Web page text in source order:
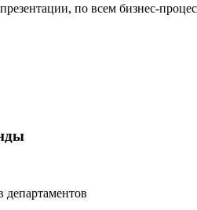
по всем бизнес-
департаментов